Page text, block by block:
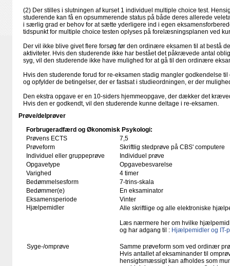
(2) Der stilles i slutningen af kurset 1 individuel multiple choice test.
studerende kan få en opsummerende status på både deres allerede
i særlig grad er behov for at sætte yderligere ind i egen
tidspunkt for multiple choice testen oplyses på forelæsningsplanen ved
Der vil ikke blive givet flere forsøg før den ordinære eksamen til at bestå
aktiviteter. Hvis den studerende ikke har bestået det påkrævede antal
syg, vil den studerende ikke have mulighed for at gå til den ordinære
Hvis den studerende forud for re-eksamen stadig mangler godkendelse
og opfylder de betingelser, der er fastsat i studieordningen, er der
Den ekstra opgave er en 10-siders hjemmeopgave, der dækker det
Hvis den er godkendt, vil den studerende kunne deltage i re-eksamen.
Prøve/delprøver
Forbrugeradfærd og Økonomisk Psykologi:
Prøvens ECTS
7,5
Prøveform
Skriftlig stedprøve på CBS' computere
Individuel eller gruppeprøve
Individuel prøve
Opgavetype
Opgavebesvarelse
Varighed
4 timer
Bedømmelsesform
7-trins-skala
Bedømmer(e)
En eksaminator
Eksamensperiode
Vinter
Hjælpemidler
Alle skriftlige og alle elektroniske
Læs nærmere her om hvilke
og har adgang til : Hjælpemidler og IT-
Syge-/omprøve
Samme prøveform som ved ordinær
Hvis antallet af eksaminander til
hensigtsmæssigt kan afholdes som